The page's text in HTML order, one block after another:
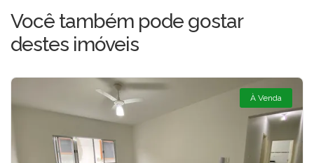
Você também pode gostar
destes imóveis
À Venda